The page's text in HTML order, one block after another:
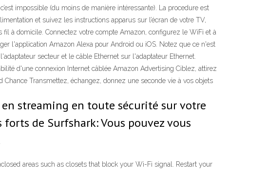
impossible (du moins de manière intéressante). La procedure est
et suivez les instructions apparus sur l’écran de votre TV,
à domicile. Connectez votre compte Amazon, configurez le WiFi et à
l'application Amazon Alexa pour Android ou iOS. Notez que ce n'est
secteur et le câble Ethernet sur l'adaptateur Ethernet.
d'une connexion Internet câblée Amazon Advertising Ciblez, attirez
Transmettez, échangez, donnez une seconde vie à vos objets
streaming en toute sécurité sur votre
de Surfshark: Vous pouvez vous
areas such as closets that block your Wi-Fi signal. Restart your